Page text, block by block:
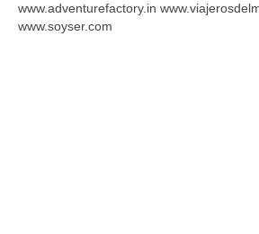
www.adventurefactory.in
www.soyser.com